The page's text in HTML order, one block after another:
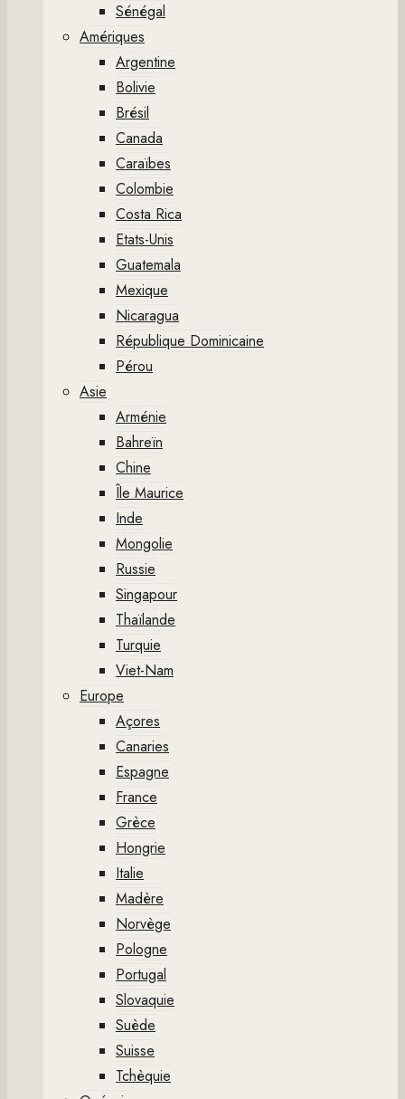
Sénégal
Amériques
Argentine
Bolivie
Brésil
Canada
Caraïbes
Colombie
Costa Rica
Etats-Unis
Guatemala
Mexique
Nicaragua
République Dominicaine
Pérou
Asie
Arménie
Bahreïn
Chine
Île Maurice
Inde
Mongolie
Russie
Singapour
Thaïlande
Turquie
Viet-Nam
Europe
Açores
Canaries
Espagne
France
Grèce
Hongrie
Italie
Madère
Norvège
Pologne
Portugal
Slovaquie
Suède
Suisse
Tchèquie